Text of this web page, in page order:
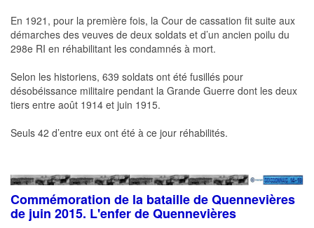
En 1921, pour la première fois, la Cour de cassation fit suite aux
démarches des veuves de deux soldats et d’un ancien poilu du
298e RI en réhabilitant les condamnés à mort.
Selon les historiens, 639 soldats ont été fusillés pour
désobéissance militaire pendant la Grande Guerre dont les deux
tiers entre août 1914 et juin 1915.
Seuls 42 d’entre eux ont été à ce jour réhabilités.
Commémoration de la bataille de Quennevières
de juin 2015. L'enfer de Quennevières